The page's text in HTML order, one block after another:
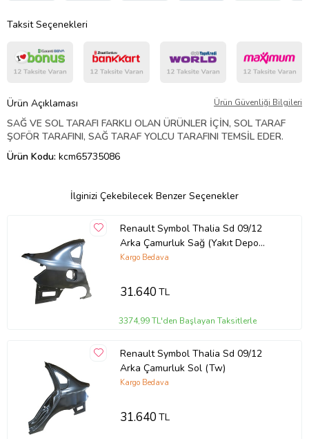
Taksit Seçenekleri
Ürün Açıklaması Ürün Güvenliği Bilgileri
SAĞ VE SOL TARAFI FARKLI OLAN ÜRÜNLER İÇİN, SOL TARAF
ŞOFÖR TARAFINI, SAĞ TARAF YOLCU TARAFINI TEMSİL EDER.
Ürün Kodu: kcm65735086
İlginizi Çekebilecek Benzer Seçenekler
Renault Symbol Thalia Sd 09/12
Arka Çamurluk Sağ (Yakıt Depo
Kapağı Deli·kli·) (Tw)
Kargo Bedava
31.640TL
3374,99 TL'den Başlayan Taksitlerle
Renault Symbol Thalia Sd 09/12
Arka Çamurluk Sol (Tw)
Kargo Bedava
31.640TL